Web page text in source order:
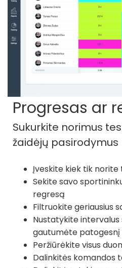
Progresas ar
Sukurkite norimus
žaidėjų pasirodymus
Įveskite kiek tik norite
Sekite savo
regresą
Filtruokite geriausius
Nustatykite
gautumėte patogesnį
Peržiūrėkite visus
Dalinkitės komandos